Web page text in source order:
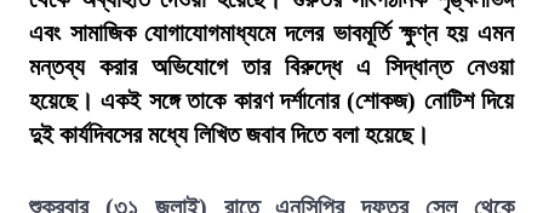
এবং সামাজিক যোগাযোগমাধ্যমে দলের ভাবমূর্তি ক্ষুণ্ন হয় এমন
মন্তব্য করার অভিযোগে তার বিরুদ্ধে এ সিদ্ধান্ত নেওয়া
হয়েছে। একই সঙ্গে তাকে কারণ দর্শানোর (শোকজ) নোটিশ দিয়ে
দুই কার্যদিবসের মধ্যে লিখিত জবাব দিতে বলা হয়েছে।
শুক্রবার (৩১ জুলাই) রাতে এনসিপির দফতর সেল থেকে